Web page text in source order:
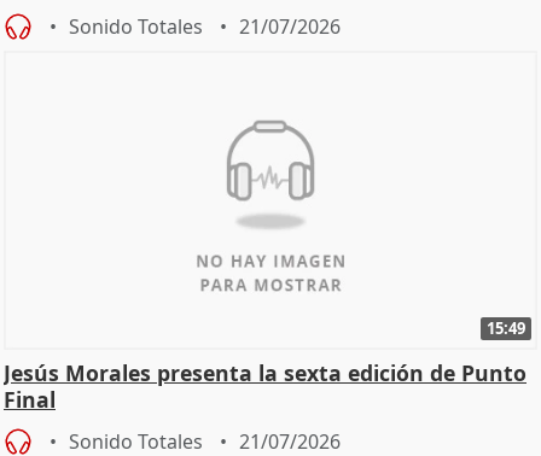
Sonido Totales 21/07/2026
15:49
Jesús Morales presenta la sexta edición de Punto
Final
Sonido Totales 21/07/2026